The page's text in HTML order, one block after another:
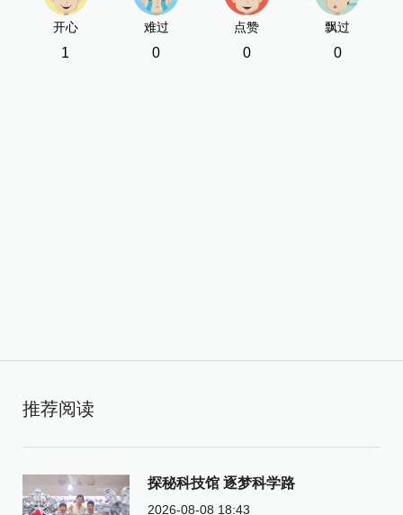
开心
1
难过
0
点赞
0
飘过
0
推荐阅读
探秘科技馆 逐梦科学路
2026-08-08 18:43